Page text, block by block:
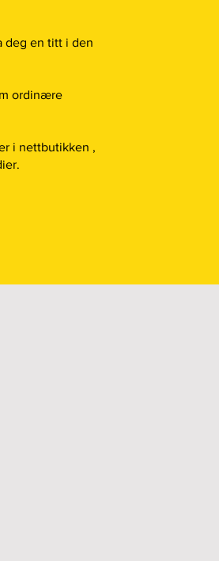
deg en titt i den
ordinære
i nettbutikken ,